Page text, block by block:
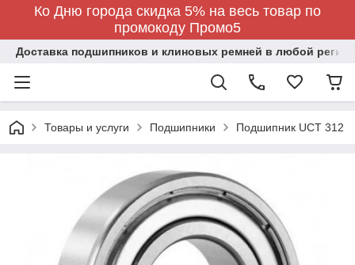
Ко Дню города скидка 5% на весь товар по
промокоду Промо5
Доставка подшипников и клиновых ремней в любой регион
Товары и услуги Подшипники Подшипник UCТ 312